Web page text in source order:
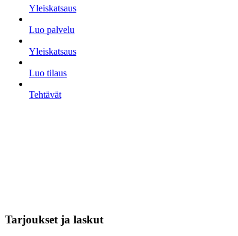
Yleiskatsaus
Luo palvelu
Yleiskatsaus
Luo tilaus
Tehtävät
Tarjoukset ja laskut